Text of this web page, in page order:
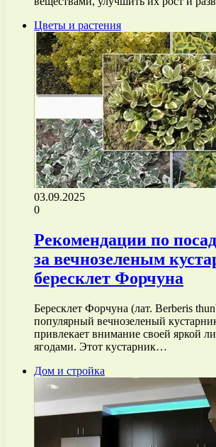
Цветы и растения
03.09.2025
0
Рекомендации по
за вечнозеленым
бересклет Форчуна
Бересклет Форчуна (лат. Berberis
популярный вечнозеленый
привлекает внимание своей яркой
ягодами. Этот кустарник…
Дом и стройка